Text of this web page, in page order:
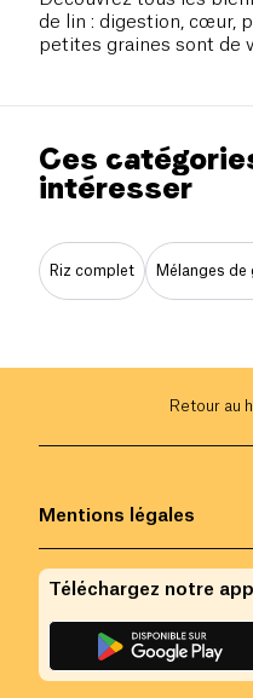
de lin : digestion, cœur,
petites graines sont de
Ces
intéresser
Riz complet Mélanges de
Retour au
Mentions légales
Téléchargez notre app